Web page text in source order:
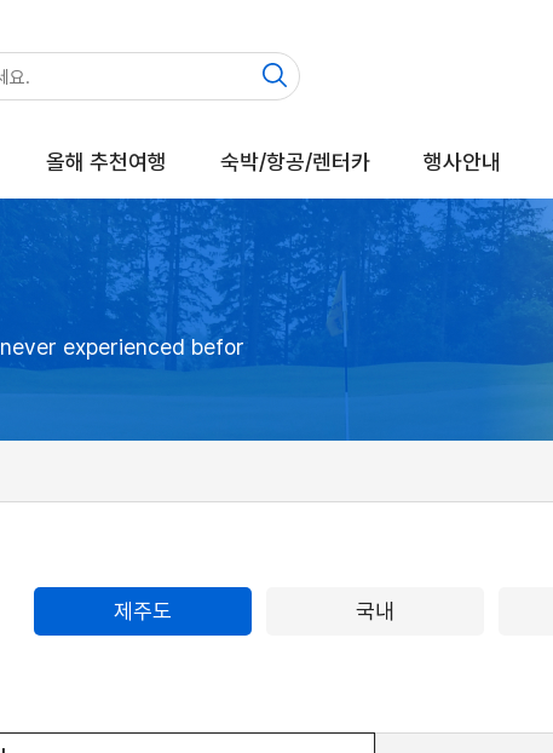
올해 추천여행 숙박/항공/렌터카 행사안내
experienced befor
제주도 국내